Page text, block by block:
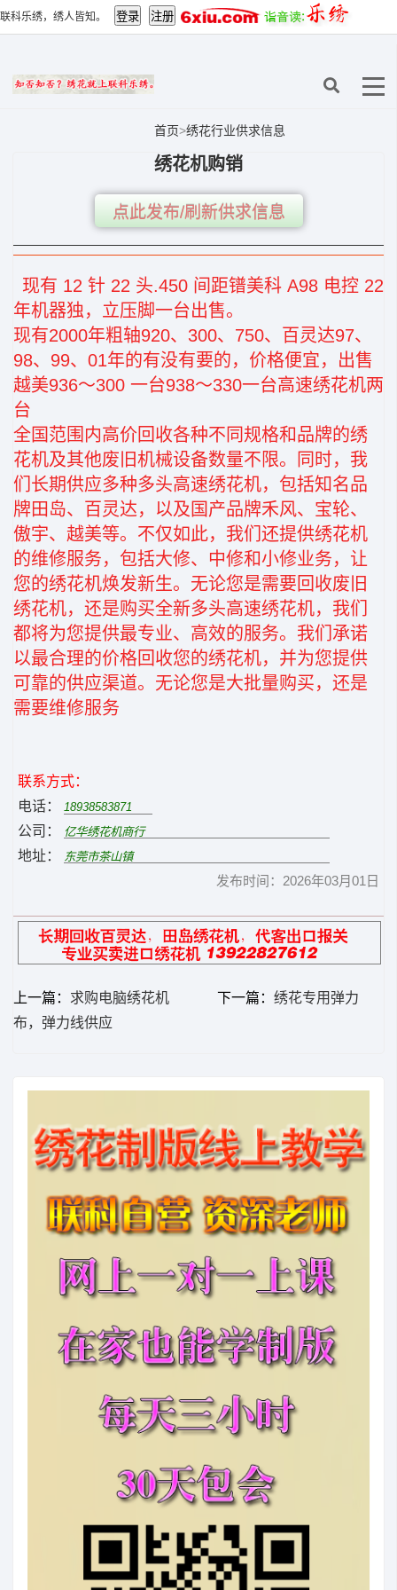
联科乐绣，绣人皆知。
首页>绣花行业供求信息
绣花机购销
点此发布/刷新供求信息
现有 12 针 22 头.450 间距镨美科 A98 电控 22
年机器独，立压脚一台出售。
现有2000年粗轴920、300、750、百灵达97、
98、99、01年的有没有要的，价格便宜，出售
越美936～300 一台938～330一台高速绣花机两
台
全国范围内高价回收各种不同规格和品牌的绣
花机及其他废旧机械设备数量不限。同时，我
们长期供应多种多头高速绣花机，包括知名品
牌田岛、百灵达，以及国产品牌禾风、宝轮、
傲宇、越美等。不仅如此，我们还提供绣花机
的维修服务，包括大修、中修和小修业务，让
您的绣花机焕发新生。无论您是需要回收废旧
绣花机，还是购买全新多头高速绣花机，我们
都将为您提供最专业、高效的服务。我们承诺
以最合理的价格回收您的绣花机，并为您提供
可靠的供应渠道。无论您是大批量购买，还是
需要维修服务
联系方式：
电话：
公司：
地址：
发布时间：2026年03月01日
上一篇： 求购电脑绣花机 下一篇： 绣花专用弹力
布，弹力线供应